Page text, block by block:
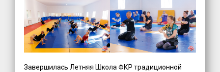
Завершилась Летняя Школа ФКР традиционной